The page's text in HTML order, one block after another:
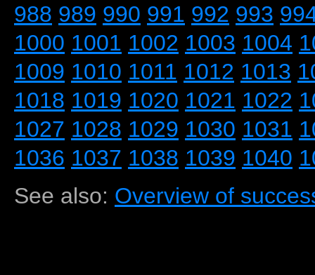
988 989 990 991 992 993
1000 1001 1002 1003 1004
1009 1010 1011 1012 1013
1018 1019 1020 1021 1022
1027 1028 1029 1030 1031
1036 1037 1038 1039 1040
See also: Overview of